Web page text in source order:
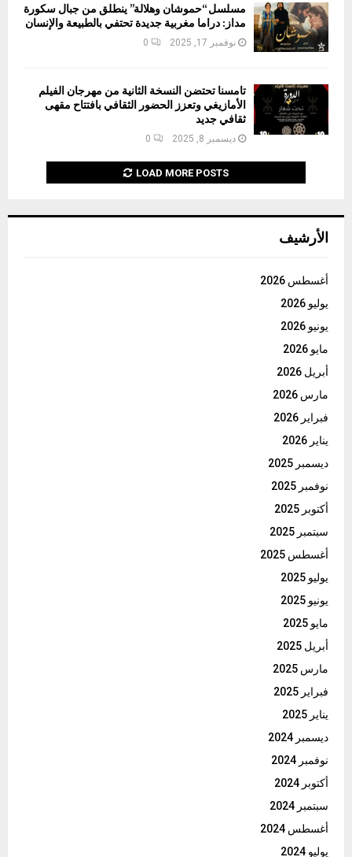
مسلسل “حموشان وهلالة” ينطلق من جبال سكورة
مداز: دراما مغربية جديدة تحتفي بالطبيعة والإنسان
نوفمبر 17, 2025 0
تامسنا تحتضن النسخة الثانية من مهرجان الفيلم
الأمازيغي وتعزز الحضور الثقافي بافتتاح مقهى
ثقافي جديد
ديسمبر 8, 2025 0
LOAD MORE POSTS
الأرشيف
أغسطس 2026
يوليو 2026
يونيو 2026
مايو 2026
أبريل 2026
مارس 2026
فبراير 2026
يناير 2026
ديسمبر 2025
نوفمبر 2025
أكتوبر 2025
سبتمبر 2025
أغسطس 2025
يوليو 2025
يونيو 2025
مايو 2025
أبريل 2025
مارس 2025
فبراير 2025
يناير 2025
ديسمبر 2024
نوفمبر 2024
أكتوبر 2024
سبتمبر 2024
أغسطس 2024
يوليو 2024